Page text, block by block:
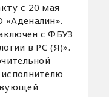
с 20 мая
с ФБУЗ
в РС (Я)».